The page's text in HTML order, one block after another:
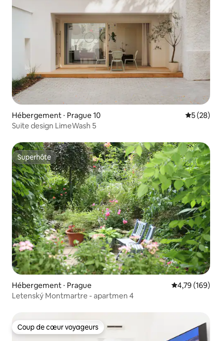
Hébergement ⋅ Prague 10
5 (28)
Suite design LimeWash 5
Superhôte
Superhôte
Hébergement ⋅ Prague Évaluation
4,79 (169)
Letenský Montmartre - apartmen 4
Coup de cœur voyageurs
Coup de cœur voyageurs